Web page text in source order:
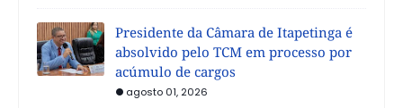
Presidente da Câmara de Itapetinga é
absolvido pelo TCM em processo por
acúmulo de cargos
agosto 01, 2026